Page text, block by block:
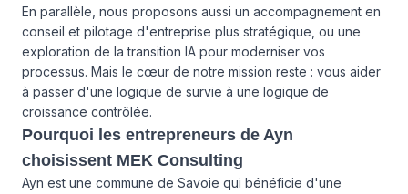
En parallèle, nous proposons aussi un accompagnement en
conseil et pilotage d'entreprise plus stratégique, ou une
exploration de latransition IA pour moderniser vos
processus. Mais le cœur de notre mission reste : vous aider
à passer d'une logique de survie à une logique de
croissance contrôlée.
Pourquoi les entrepreneurs de Ayn
choisissent MEK Consulting
Ayn est une commune de Savoie qui bénéficie d'une